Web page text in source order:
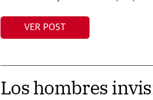
VER POST
Los hombres